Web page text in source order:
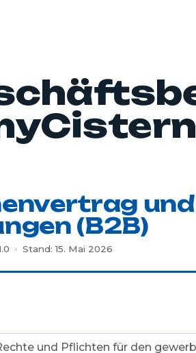
und
(B2B)
· Stand: 15. Mai 2026
und Pflichten für den